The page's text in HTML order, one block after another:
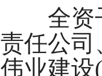
全资子
责任公司
伟业建设